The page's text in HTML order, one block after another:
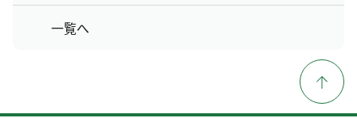
一覧へ